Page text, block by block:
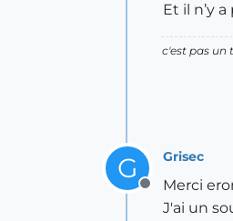
Et il n’y
c'est pas un
G
Offline
Grisec
Merci
J'ai un